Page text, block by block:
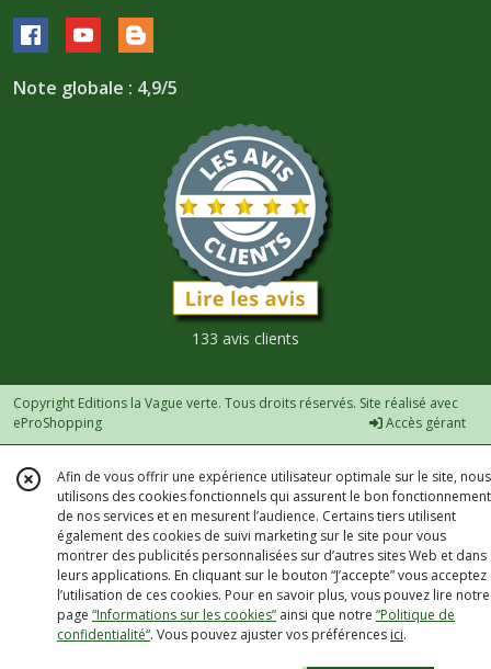
Note globale : 4,9/5
133 avis clients
Copyright Editions la Vague verte. Tous droits réservés. Site réalisé avec
eProShopping
Accès gérant
Afin de vous offrir une expérience utilisateur optimale sur le site, nous
utilisons des cookies fonctionnels qui assurent le bon fonctionnement
de nos services et en mesurent l’audience. Certains tiers utilisent
également des cookies de suivi marketing sur le site pour vous
montrer des publicités personnalisées sur d’autres sites Web et dans
leurs applications. En cliquant sur le bouton “J’accepte” vous acceptez
l’utilisation de ces cookies. Pour en savoir plus, vous pouvez lire notre
page “Informations sur les cookies” ainsi que notre “Politique de
confidentialité“. Vous pouvez ajuster vos préférences ici.